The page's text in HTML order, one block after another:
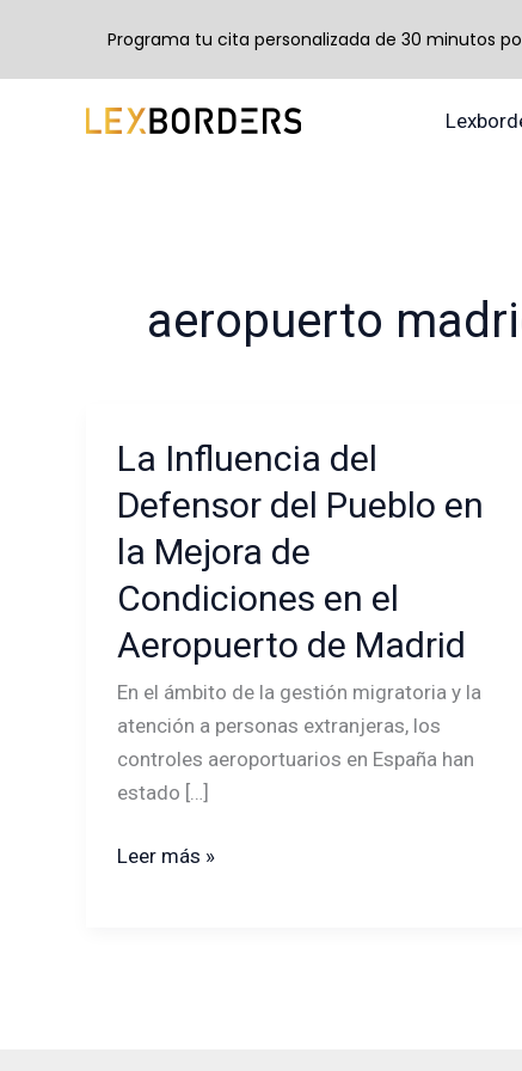
aeropuerto
La Influencia del
Defensor del Pueblo en
la Mejora de
Condiciones en el
Aeropuerto de Madrid
En el ámbito de la gestión migratoria y la
atención a personas extranjeras, los
controles aeroportuarios en España han
estado […]
La
del
Defensor
del
Pueblo
en
la
Mejora
de
Condiciones
el
Leer más »
Programa tu cita personalizada de 30 minutos